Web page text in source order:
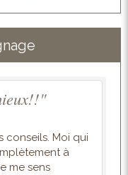
conseils. Moi qui
à
me sens